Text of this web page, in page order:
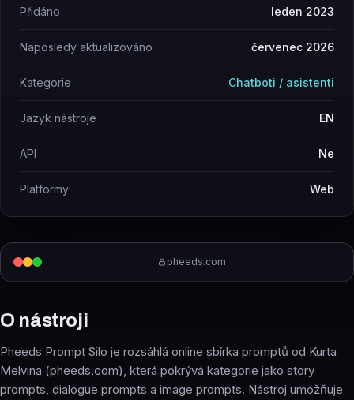
pheeds.com
O nástroji
Pheeds Prompt Silo je rozsáhlá online sbírka promptů od Kurta
Melvina (pheeds.com), která pokrývá kategorie jako story
prompts, dialogue prompts a image prompts. Nástroj umožňuje
Přidáno leden 2023
Naposledy aktualizováno červenec 2026
Kategorie Chatboti / asistenti
Jazyk nástroje EN
API Ne
Platformy Web